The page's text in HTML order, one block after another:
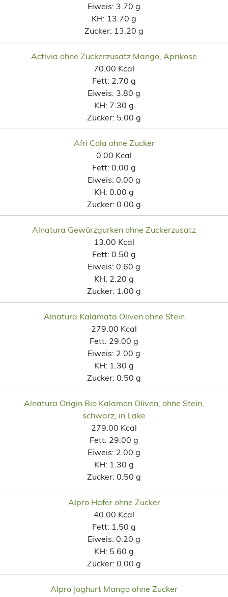
Eiweis: 3.70 g
KH: 13.70 g
Zucker: 13.20 g
Activia ohne Zuckerzusatz Mango, Aprikose
70.00 Kcal
Fett: 2.70 g
Eiweis: 3.80 g
KH: 7.30 g
Zucker: 5.00 g
Afri Cola ohne Zucker
0.00 Kcal
Fett: 0.00 g
Eiweis: 0.00 g
KH: 0.00 g
Zucker: 0.00 g
Alnatura Gewürzgurken ohne Zuckerzusatz
13.00 Kcal
Fett: 0.50 g
Eiweis: 0.60 g
KH: 2.20 g
Zucker: 1.00 g
Alnatura Kalamata Oliven ohne Stein
279.00 Kcal
Fett: 29.00 g
Eiweis: 2.00 g
KH: 1.30 g
Zucker: 0.50 g
Alnatura Origin Bio Kalamon Oliven, ohne Stein,
schwarz, in Lake
279.00 Kcal
Fett: 29.00 g
Eiweis: 2.00 g
KH: 1.30 g
Zucker: 0.50 g
Alpro Hafer ohne Zucker
40.00 Kcal
Fett: 1.50 g
Eiweis: 0.20 g
KH: 5.60 g
Zucker: 0.00 g
Alpro Joghurt Mango ohne Zucker